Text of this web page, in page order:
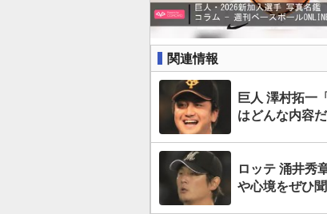
関連情報
巨人 澤村拓一
はどんな内容
ロッテ 涌井秀
や心境をぜひ